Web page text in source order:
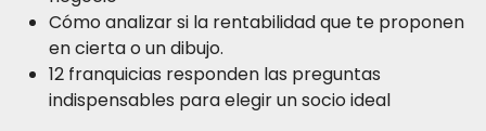
Cómo analizar si la rentabilidad que te proponen
en cierta o un dibujo.
12 franquicias responden las preguntas
indispensables para elegir un socio ideal